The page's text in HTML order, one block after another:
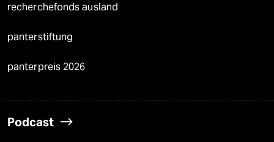
recherchefonds ausland
panterstiftung
panterpreis 2026
Podcast